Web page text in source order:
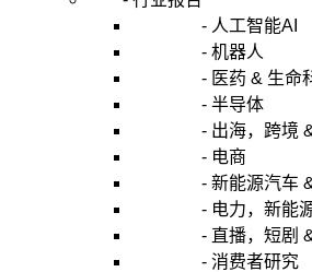
- 人工智能AI
- 机器人
- 医药 & 生命
- 半导体
- 出海，跨境 &
- 电商
- 新能源汽车 &
- 电力，新能源
- 直播，短剧 &
- 消费者研究